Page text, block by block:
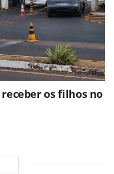
receber os filhos no